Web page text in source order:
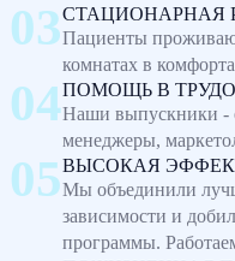
СТАЦИОНАРНАЯ
Пациенты
комнатах в
ПОМОЩЬ В
Наши выпускники -
менеджеры,
ВЫСОКАЯ
Мы объединили
зависимости и
программы.